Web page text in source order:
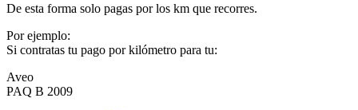
De esta forma solo pagas por los km que recorres.
Por ejemplo:
Si contratas tu pago por kilómetro para tu:
Aveo
PAQ B 2009